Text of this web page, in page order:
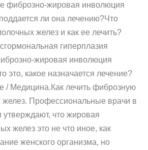
фиброзно-жировая инволюция
ли она лечению?Что
желез и как ее лечить?
гиперплазия
жировая инволюция
это, какое назначается лечение?
/ Медицина.Как лечить фиброзную
Профессиональные врачи в
что жировая
желез это не что иное, как
женского организма, но